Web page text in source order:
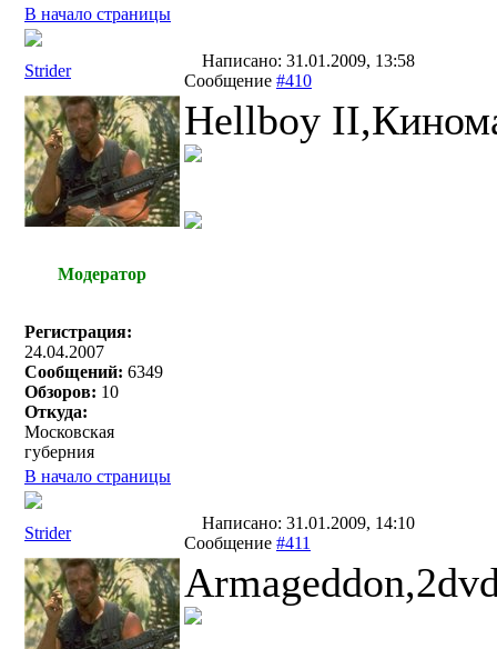
В начало страницы
Strider
Написано: 31.01.2009, 13:58
Сообщение #410
Модератор
Регистрация:
24.04.2007
Сообщений: 6349
Обзоров: 10
Откуда:
Московская
губерния
Неllboy
В начало страницы
Strider
Написано: 31.01.2009, 14:10
Сообщение #411